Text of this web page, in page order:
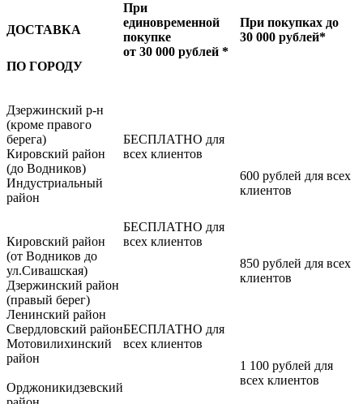
ДОСТАВКА
При
единовременной
покупке
от 30 000 рублей *
При покупках до
30 000 рублей*
ПО ГОРОДУ
Дзержинский р-н
(кроме правого
берега)
Кировский район
(до Водников)
Индустриальный
район
Кировский район
(от Водников до
ул.Сивашская)
Дзержинский район
(правый берег)
Ленинский район
Свердловский район
Мотовилихинский
район
Орджоникидзевский
БЕСПЛАТНО для
всех клиентов
БЕСПЛАТНО для
всех клиентов
БЕСПЛАТНО для
всех клиентов
600 рублей для всех
клиентов
850 рублей для всех
клиентов
1 100 рублей для
всех клиентов